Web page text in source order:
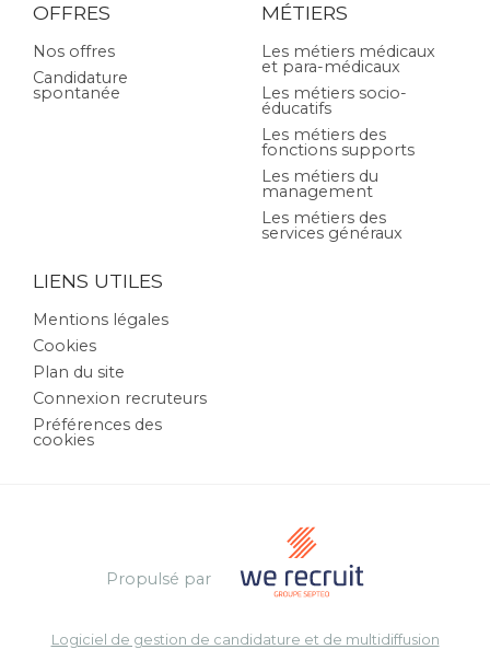
OFFRES
Nos offres
Candidature
spontanée
MÉTIERS
Les métiers médicaux
et para-médicaux
Les métiers socio-
éducatifs
Les métiers des
fonctions supports
Les métiers du
management
Les métiers des
services généraux
LIENS UTILES
Mentions légales
Cookies
Plan du site
Connexion recruteurs
Préférences des
cookies
Propulsé par
Logiciel de gestion de candidature et de multidiffusion